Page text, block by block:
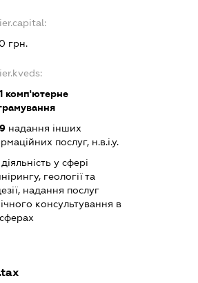
грн.
комп'ютерне
надання інших
послуг, н.в.і.у.
у сфері
геології та
надання послуг
консультування в